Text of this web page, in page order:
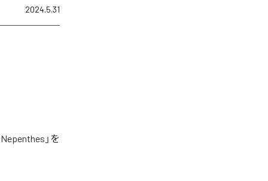
2024.5.31
」を